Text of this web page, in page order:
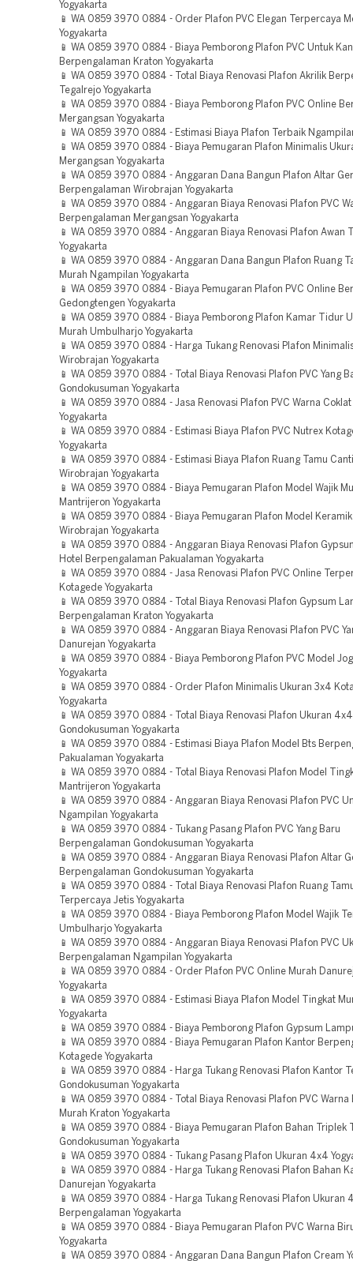
Yogyakarta
📱 WA 0859 3970 0884 - Order Plafon PVC Elegan Terpercaya
Yogyakarta
📱 WA 0859 3970 0884 - Biaya Pemborong Plafon PVC Untuk
Berpengalaman Kraton Yogyakarta
📱 WA 0859 3970 0884 - Total Biaya Renovasi Plafon Akrilik
Tegalrejo Yogyakarta
📱 WA 0859 3970 0884 - Biaya Pemborong Plafon PVC Online
Mergangsan Yogyakarta
📱 WA 0859 3970 0884 - Estimasi Biaya Plafon Terbaik
📱 WA 0859 3970 0884 - Biaya Pemugaran Plafon Minimalis
Mergangsan Yogyakarta
📱 WA 0859 3970 0884 - Anggaran Dana Bangun Plafon Altar
Berpengalaman Wirobrajan Yogyakarta
📱 WA 0859 3970 0884 - Anggaran Biaya Renovasi Plafon PVC
Berpengalaman Mergangsan Yogyakarta
📱 WA 0859 3970 0884 - Anggaran Biaya Renovasi Plafon Awan
Yogyakarta
📱 WA 0859 3970 0884 - Anggaran Dana Bangun Plafon Ruang
Murah Ngampilan Yogyakarta
📱 WA 0859 3970 0884 - Biaya Pemugaran Plafon PVC Online
Gedongtengen Yogyakarta
📱 WA 0859 3970 0884 - Biaya Pemborong Plafon Kamar Tidur
Murah Umbulharjo Yogyakarta
📱 WA 0859 3970 0884 - Harga Tukang Renovasi Plafon
Wirobrajan Yogyakarta
📱 WA 0859 3970 0884 - Total Biaya Renovasi Plafon PVC Yang
Gondokusuman Yogyakarta
📱 WA 0859 3970 0884 - Jasa Renovasi Plafon PVC Warna
Yogyakarta
📱 WA 0859 3970 0884 - Estimasi Biaya Plafon PVC Nutrex
Yogyakarta
📱 WA 0859 3970 0884 - Estimasi Biaya Plafon Ruang Tamu
Wirobrajan Yogyakarta
📱 WA 0859 3970 0884 - Biaya Pemugaran Plafon Model Wajik
Mantrijeron Yogyakarta
📱 WA 0859 3970 0884 - Biaya Pemugaran Plafon Model
Wirobrajan Yogyakarta
📱 WA 0859 3970 0884 - Anggaran Biaya Renovasi Plafon
Hotel Berpengalaman Pakualaman Yogyakarta
📱 WA 0859 3970 0884 - Jasa Renovasi Plafon PVC Online
Kotagede Yogyakarta
📱 WA 0859 3970 0884 - Total Biaya Renovasi Plafon Gypsum
Berpengalaman Kraton Yogyakarta
📱 WA 0859 3970 0884 - Anggaran Biaya Renovasi Plafon PVC
Danurejan Yogyakarta
📱 WA 0859 3970 0884 - Biaya Pemborong Plafon PVC Model
Yogyakarta
📱 WA 0859 3970 0884 - Order Plafon Minimalis Ukuran 3x4
Yogyakarta
📱 WA 0859 3970 0884 - Total Biaya Renovasi Plafon Ukuran 4x4
Gondokusuman Yogyakarta
📱 WA 0859 3970 0884 - Estimasi Biaya Plafon Model Bts
Pakualaman Yogyakarta
📱 WA 0859 3970 0884 - Total Biaya Renovasi Plafon Model
Mantrijeron Yogyakarta
📱 WA 0859 3970 0884 - Anggaran Biaya Renovasi Plafon PVC
Ngampilan Yogyakarta
📱 WA 0859 3970 0884 - Tukang Pasang Plafon PVC Yang Baru
Berpengalaman Gondokusuman Yogyakarta
📱 WA 0859 3970 0884 - Anggaran Biaya Renovasi Plafon Altar
Berpengalaman Gondokusuman Yogyakarta
📱 WA 0859 3970 0884 - Total Biaya Renovasi Plafon Ruang
Terpercaya Jetis Yogyakarta
📱 WA 0859 3970 0884 - Biaya Pemborong Plafon Model Wajik
Umbulharjo Yogyakarta
📱 WA 0859 3970 0884 - Anggaran Biaya Renovasi Plafon PVC
Berpengalaman Ngampilan Yogyakarta
📱 WA 0859 3970 0884 - Order Plafon PVC Online Murah
Yogyakarta
📱 WA 0859 3970 0884 - Estimasi Biaya Plafon Model Tingkat
Yogyakarta
📱 WA 0859 3970 0884 - Biaya Pemborong Plafon Gypsum
📱 WA 0859 3970 0884 - Biaya Pemugaran Plafon Kantor
Kotagede Yogyakarta
📱 WA 0859 3970 0884 - Harga Tukang Renovasi Plafon Kantor
Gondokusuman Yogyakarta
📱 WA 0859 3970 0884 - Total Biaya Renovasi Plafon PVC Warna
Murah Kraton Yogyakarta
📱 WA 0859 3970 0884 - Biaya Pemugaran Plafon Bahan Triplek
Gondokusuman Yogyakarta
📱 WA 0859 3970 0884 - Tukang Pasang Plafon Ukuran 4x4
📱 WA 0859 3970 0884 - Harga Tukang Renovasi Plafon Bahan
Danurejan Yogyakarta
📱 WA 0859 3970 0884 - Harga Tukang Renovasi Plafon Ukuran
Berpengalaman Yogyakarta
📱 WA 0859 3970 0884 - Biaya Pemugaran Plafon PVC Warna
Yogyakarta
📱 WA 0859 3970 0884 - Anggaran Dana Bangun Plafon Cream